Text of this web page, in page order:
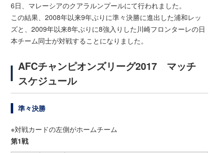
6日、マレーシアのクアラルンプールにて行われました。
この結果、2008年以来9年ぶりに準々決勝に進出した浦和レッ
ズと、2009年以来8年ぶりに8強入りした川崎フロンターレの日
本チーム同士が対戦することになりました。
AFCチャンピオンズリーグ2017 マッチ
スケジュール
準々決勝
※対戦カードの左側がホームチーム
第1戦